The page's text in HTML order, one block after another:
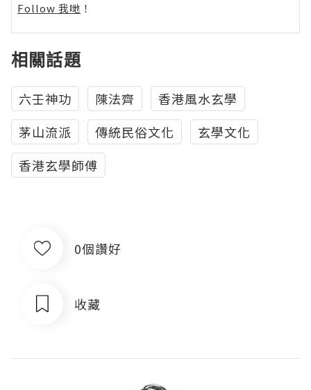
Follow 我哋 ！
相關話題
六壬神功 陳法齊
香港風水玄學
茅山流派
傳統民俗文化
玄學文化
香港玄學師傅
0個讚好
收藏